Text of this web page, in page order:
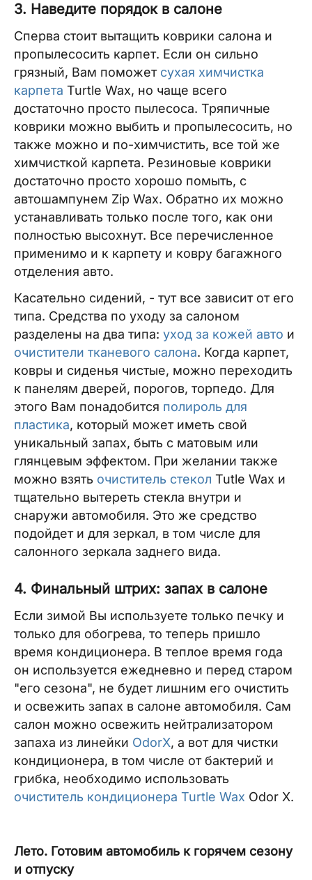
3. Наведите порядок в салоне
Сперва стоит вытащить коврики салона и
пропылесосить карпет. Если он сильно
грязный, Вам поможет сухая химчистка
карпета Turtle Wax, но чаще всего
достаточно просто пылесоса. Тряпичные
коврики можно выбить и пропылесосить, но
также можно и по-химчистить, все той же
химчисткой карпета. Резиновые коврики
достаточно просто хорошо помыть, с
автошампунем Zip Wax. Обратно их можно
устанавливать только после того, как они
полностью высохнут. Все перечисленное
применимо и к карпету и ковру багажного
отделения авто.
Касательно сидений, - тут все зависит от его
типа. Средства по уходу за салоном
разделены на два типа: уход за кожей авто и
очистители тканевого салона. Когда карпет,
ковры и сиденья чистые, можно переходить
к панелям дверей, порогов, торпедо. Для
этого Вам понадобится полироль для
пластика, который может иметь свой
уникальный запах, быть с матовым или
глянцевым эффектом. При желании также
можно взять очиститель стекол Tutle Wax и
тщательно вытереть стекла внутри и
снаружи автомобиля. Это же средство
подойдет и для зеркал, в том числе для
салонного зеркала заднего вида.
4. Финальный штрих: запах в салоне
Если зимой Вы используете только печку и
только для обогрева, то теперь пришло
время кондиционера. В теплое время года
он используется ежедневно и перед старом
"его сезона", не будет лишним его очистить
и освежить запах в салоне автомобиля. Сам
салон можно освежить нейтрализатором
запаха из линейки OdorX, а вот для чистки
кондиционера, в том числе от бактерий и
грибка, необходимо использовать
очиститель кондиционера Turtle Wax Odor X.
Лето. Готовим автомобиль к горячем сезону
и отпуску